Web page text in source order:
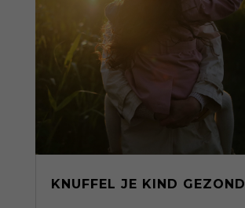
KNUFFEL JE KIND GEZOND